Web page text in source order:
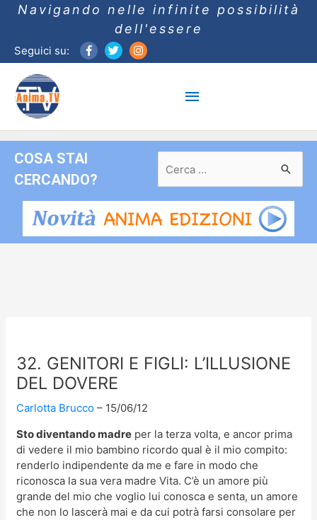
Navigando nelle infinite possibilità
dell'essere
Seguici su:
Menu
principale
COSA STAI
CERCANDO?
per:
32. GENITORI E FIGLI: L’ILLUSIONE
DEL DOVERE
Carlotta Brucco
15/06/12
Sto diventando madre per la terza volta, e ancor prima
di vedere il mio bambino ricordo qual è il mio compito:
renderlo indipendente da me e fare in modo che
riconosca la sua vera madre Vita. C’è un amore più
grande del mio che voglio lui conosca e senta, un amore
che non lo lascerà mai e da cui potrà farsi consolare per